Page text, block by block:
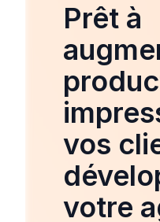
Prêt à
vos
votre